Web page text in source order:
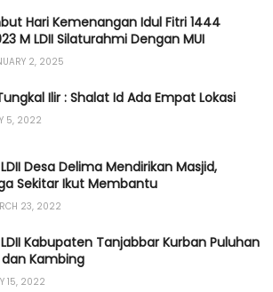
Hari Kemenangan Idul Fitri 1444
M LDII Silaturahmi Dengan MUI
2, 2025
Ilir : Shalat Id Ada Empat Lokasi
5, 2022
Desa Delima Mendirikan Masjid,
Sekitar Ikut Membantu
23, 2022
LDII Kabupaten Tanjabbar Kurban Puluhan
dan Kambing
15, 2022